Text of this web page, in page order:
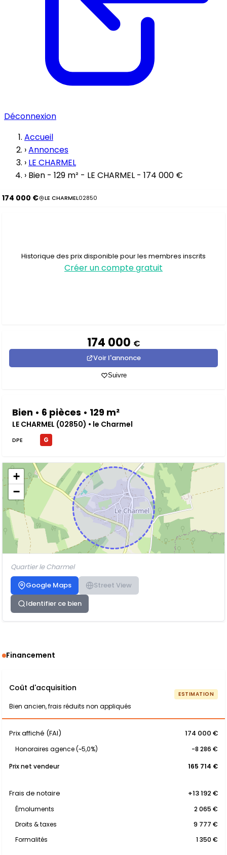
Déconnexion
Accueil
›Annonces
› LE CHARMEL
› Bien - 129 m² - LE CHARMEL - 174 000 €
174 000 € LE CHARMEL02850
Historique des prix disponible pour les membres inscrits
Créer un compte gratuit
174 000 €
Voir l'annonce
Suivre
Bien • 6 pièces • 129 m²
LE CHARMEL (02850) • le Charmel
DPE G
+
−
Quartier le Charmel
Google Maps
Street View
Identifier ce bien
Financement
Coût d'acquisition
Bien ancien, frais réduits non appliqués
ESTIMATION
Prix affiché (FAI) 174 000 €
Honoraires agence (~5,0%)
-8 286 €
Prix net vendeur
165 714 €
Frais de notaire +13 192 €
Émoluments
2 065 €
Droits & taxes
9 777 €
Formalités
1 350 €